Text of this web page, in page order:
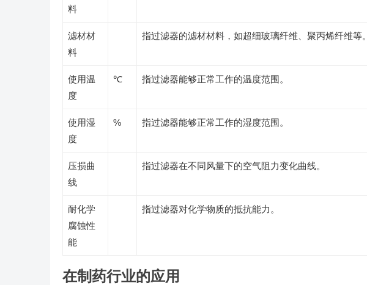
料
滤材材
料
指过滤器的滤材材料，如超细玻璃纤维、聚丙烯纤维等。
使用温
度
℃ 指过滤器能够正常工作的温度范围。
使用湿
度
% 指过滤器能够正常工作的湿度范围。
压损曲
线
指过滤器在不同风量下的空气阻力变化曲线。
耐化学
腐蚀性
能
指过滤器对化学物质的抵抗能力。
在制药行业的应用